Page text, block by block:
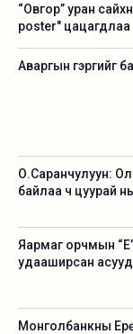
“Овгор” уран
poster" цацагдлаа
Аваргын гэргийг
О.Саранчулуун:
байлаа ч цуурай
Яармаг орчмын
удааширсан
Монголбанкны